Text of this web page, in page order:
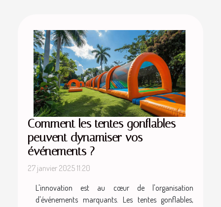
Comment les tentes gonflables
peuvent dynamiser vos
événements ?
27 janvier 2025 11:20
L'innovation est au cœur de l'organisation
d'événements marquants. Les tentes gonflables,